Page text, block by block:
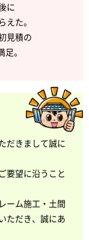
に
た。
見積の
。
だきまして誠に
要望に沿うこと
ーム施工・土間
ただき、誠にあ